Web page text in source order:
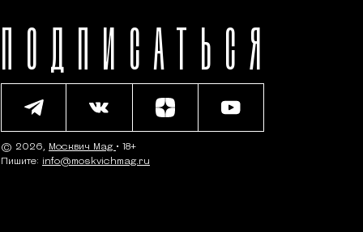
ПОДПИСАТЬСЯ
© 2026, Москвич Mag • 18+
Пишите: info@moskvichmag.ru